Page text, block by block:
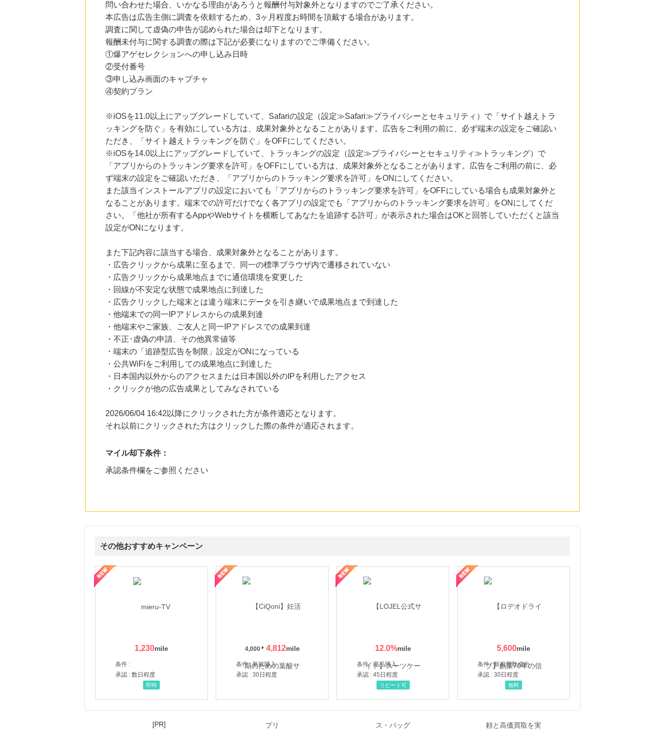
問い合わせた場合、いかなる理由があろうと報酬付与対象外となりますのでご了承ください。
本広告は広告主側に調査を依頼するため、3ヶ月程度お時間を頂戴する場合があります。
調査に関して虚偽の申告が認められた場合は却下となります。
報酬未付与に関する調査の際は下記が必要になりますのでご準備ください。
①爆アゲセレクションへの申し込み日時
②受付番号
③申し込み画面のキャプチャ
④契約プラン
※iOSを11.0以上にアップグレードしていて、Safariの設定（設定≫Safari≫プライバシーとセキュリティ）で「サイト越えトラ
ッキングを防ぐ」を有効にしている方は、成果対象外となることがあります。広告をご利用の前に、必ず端末の設定をご確認い
ただき、「サイト越えトラッキングを防ぐ」をOFFにしてください。
※iOSを14.0以上にアップグレードしていて、トラッキングの設定（設定≫プライバシーとセキュリティ≫トラッキング）で
「アプリからのトラッキング要求を許可」をOFFにしている方は、成果対象外となることがあります。広告をご利用の前に、必
ず端末の設定をご確認いただき、「アプリからのトラッキング要求を許可」をONにしてください。
また該当インストールアプリの設定においても「アプリからのトラッキング要求を許可」をOFFにしている場合も成果対象外と
なることがあります。端末での許可だけでなく各アプリの設定でも「アプリからのトラッキング要求を許可」をONにしてくだ
さい。「他社が所有するAppやWebサイトを横断してあなたを追跡する許可」が表示された場合はOKと回答していただくと該当
設定がONになります。
また下記内容に該当する場合、成果対象外となることがあります。
・広告クリックから成果に至るまで、同一の標準ブラウザ内で遷移されていない
・広告クリックから成果地点までに通信環境を変更した
・回線が不安定な状態で成果地点に到達した
・広告クリックした端末とは違う端末にデータを引き継いで成果地点まで到達した
・他端末での同一IPアドレスからの成果到達
・他端末やご家族、ご友人と同一IPアドレスでの成果到達
・不正･虚偽の申請、その他異常値等
・端末の「追跡型広告を制限」設定がONになっている
・公共WiFiをご利用しての成果地点に到達した
・日本国内以外からのアクセスまたは日本国以外のIPを利用したアクセス
・クリックが他の広告成果としてみなされている
2026/06/04 16:42以降にクリックされた方が条件適応となります。
それ以前にクリックされた方はクリックした際の条件が適応されます。
マイル却下条件：
承認条件欄をご参照ください
その他おすすめキャンペーン
1,230
条件 :
承認 : 数日程度
即時
4,000 4,812
条件 : 新規購入
承認 : 30日程度
12.0%
条件 : 商品購入
承認 : 45日程度
【LOJEL公式サイト】スーツケース・バッグ
リピート可
5,600
条件 : 新規買取成約
承認 : 30日程度
【ロデオドライブ】創業70年の信頼と高価買取を実現！ブランド品・貴金属の無料査定
無料
[PR]